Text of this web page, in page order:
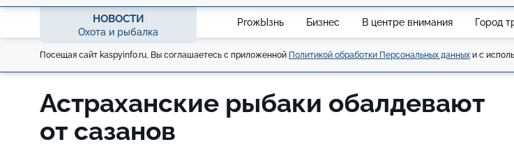
НОВОСТИ
Охота и рыбалка
ProжЫзнь Бизнес В центре внимания Город
Посещая сайт kaspyinfo.ru, Вы соглашаетесь с приложенной Политикой обработки Персональных данных и с
Астраханские рыбаки обалдевают
от сазанов